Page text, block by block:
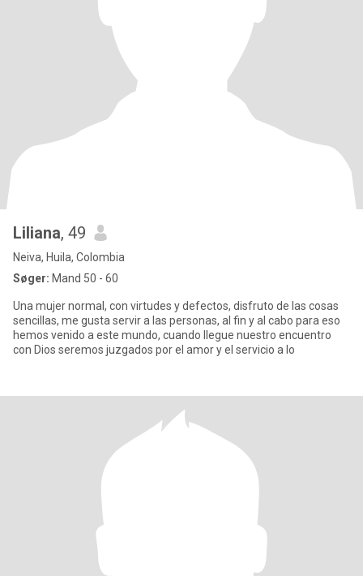
Liliana, 49
Neiva, Huila, Colombia
Søger: Mand 50 - 60
Una mujer normal, con virtudes y defectos, disfruto de las cosas
sencillas, me gusta servir a las personas, al fin y al cabo para eso
hemos venido a este mundo, cuando llegue nuestro encuentro
con Dios seremos juzgados por el amor y el servicio a lo